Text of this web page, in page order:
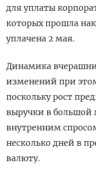
для уплаты
которых прошла
уплачена 2 мая.
Динамика
изменений при
поскольку рост
выручки в большой
внутренним
несколько дней в
валюту.